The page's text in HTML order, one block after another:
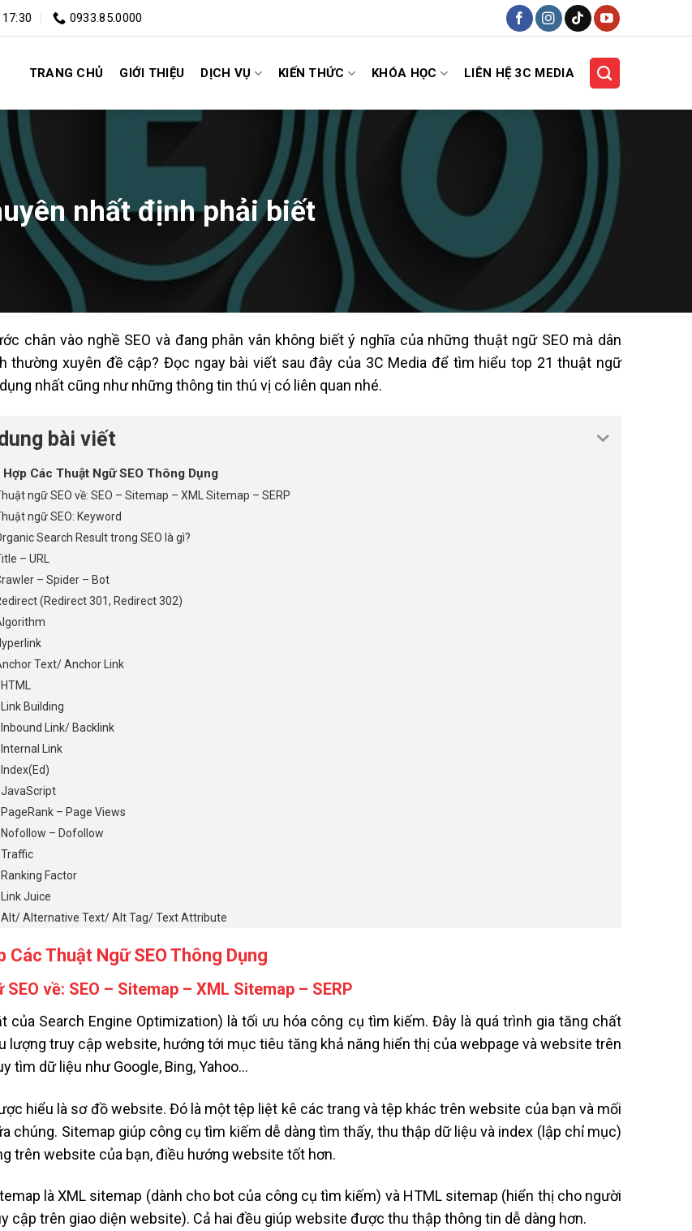
0933.85.0000
TRANG CHỦ GIỚI THIỆU DỊCH VỤ KIẾN THỨC KHÓA HỌC LIÊN HỆ 3C MEDIA
nhất định phải biết
chân vào nghề SEO và đang phân vân không biết ý nghĩa của những thuật ngữ SEO mà dân
thường xuyên đề cập? Đọc ngay bài viết sau đây của 3C Media để tìm hiểu top 21 thuật ngữ
nhất cũng như những thông tin thú vị có liên quan nhé.
bài viết
Các Thuật Ngữ SEO Thông Dụng
ngữ SEO về: SEO – Sitemap – XML Sitemap – SERP
ngữ SEO: Keyword
Search Result trong SEO là gì?
– URL
– Spider – Bot
(Redirect 301, Redirect 302)
Text/ Anchor Link
HTML
Link Building
Inbound Link/ Backlink
Internal Link
Index(Ed)
JavaScript
PageRank – Page Views
Nofollow – Dofollow
Traffic
Ranking Factor
Link Juice
Alt/ Alternative Text/ Alt Tag/ Text Attribute
Các Thuật Ngữ SEO Thông Dụng
về: SEO – Sitemap – XML Sitemap – SERP
của Search Engine Optimization) là tối ưu hóa công cụ tìm kiếm. Đây là quá trình gia tăng chất
lượng truy cập website, hướng tới mục tiêu tăng khả năng hiển thị của webpage và website trên
tìm dữ liệu như Google, Bing, Yahoo…
hiểu là sơ đồ website. Đó là một tệp liệt kê các trang và tệp khác trên website của bạn và mối
chúng. Sitemap giúp công cụ tìm kiếm dễ dàng tìm thấy, thu thập dữ liệu và index (lập chỉ mục)
trên website của bạn, điều hướng website tốt hơn.
là XML sitemap (dành cho bot của công cụ tìm kiếm) và HTML sitemap (hiển thị cho người
cập trên giao diện website). Cả hai đều giúp website được thu thập thông tin dễ dàng hơn.